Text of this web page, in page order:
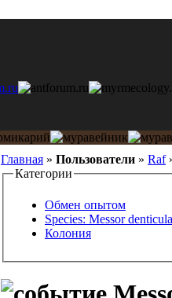
Главная » Пользователи » Raf
Категории
Обмен опытом
Species: Messor
Колония